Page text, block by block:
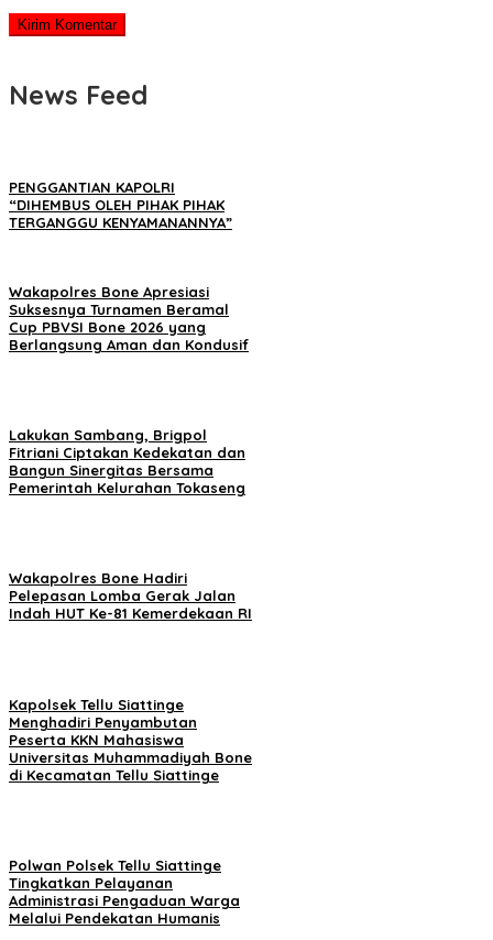
News Feed
PENGGANTIAN KAPOLRI
“DIHEMBUS OLEH PIHAK PIHAK
TERGANGGU KENYAMANANNYA”
Wakapolres Bone Apresiasi
Suksesnya Turnamen Beramal
Cup PBVSI Bone 2026 yang
Berlangsung Aman dan Kondusif
Lakukan Sambang, Brigpol
Fitriani Ciptakan Kedekatan dan
Bangun Sinergitas Bersama
Pemerintah Kelurahan Tokaseng
Wakapolres Bone Hadiri
Pelepasan Lomba Gerak Jalan
Indah HUT Ke-81 Kemerdekaan RI
Kapolsek Tellu Siattinge
Menghadiri Penyambutan
Peserta KKN Mahasiswa
Universitas Muhammadiyah Bone
di Kecamatan Tellu Siattinge
Polwan Polsek Tellu Siattinge
Tingkatkan Pelayanan
Administrasi Pengaduan Warga
Melalui Pendekatan Humanis